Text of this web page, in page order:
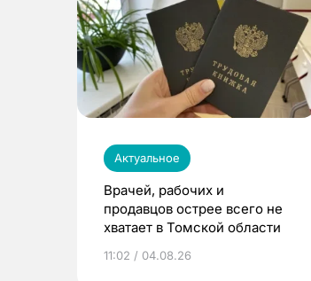
Актуальное
Врачей, рабочих и
продавцов острее всего не
хватает в Томской области
11:02 / 04.08.26